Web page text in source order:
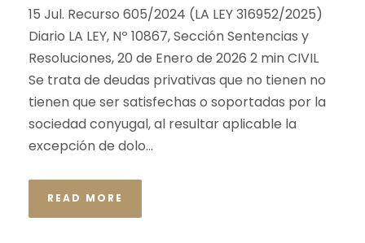
15 Jul. Recurso 605/2024 (LA LEY 316952/2025)
Diario LA LEY, Nº 10867, Sección Sentencias y
Resoluciones, 20 de Enero de 2026 2 min CIVIL
Se trata de deudas privativas que no tienen no
tienen que ser satisfechas o soportadas por la
sociedad conyugal, al resultar aplicable la
excepción de dolo...
READ MORE